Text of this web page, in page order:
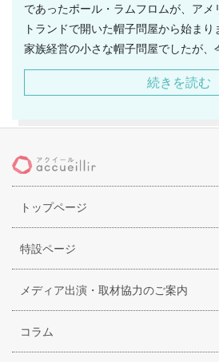
であったポール・ラムフロムが、アメ
トランドで開いた帽子問屋から始まり
家族経営の小さな帽子問屋でしたが、
アウトドアウェアブランドに成長して
は、高い機能性と耐久性を兼ね備えた
けでなくスタイリッシュなデザインや
ジャケットをはじめ、ブーツやバッグ
ーツは独自の防水透湿機能「OMNI
り、冬の悪天候にも快適な足回りを保
ビアは、アウトドアを楽しむ方はもち
ッションが好きな男女に人気のあるブ
続きを読む
トップページ
特設ページ
メディア出演・取材協力のご案内
コラム